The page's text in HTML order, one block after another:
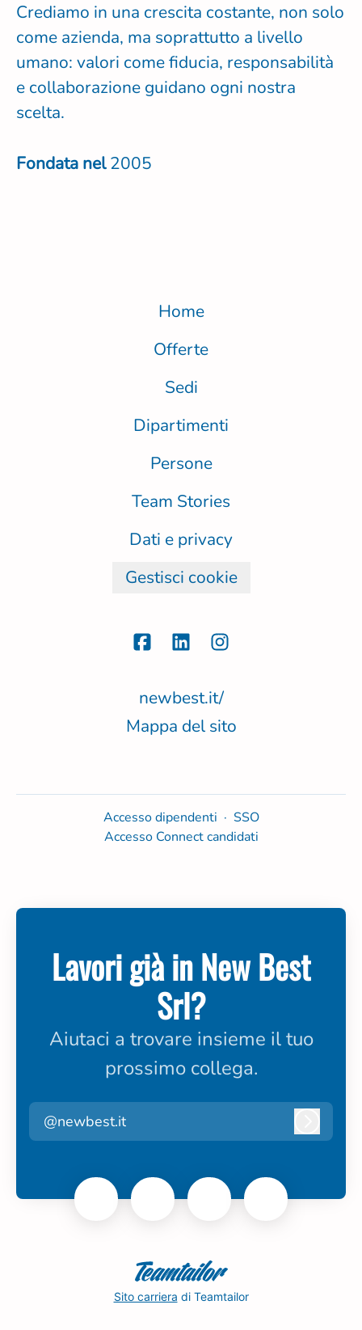
Crediamo in una crescita costante, non solo
come azienda, ma soprattutto a livello
umano: valori come fiducia, responsabilità
e collaborazione guidano ogni nostra
scelta.
Fondata nel2005
Home
Offerte
Sedi
Dipartimenti
Persone
Team Stories
Dati e privacy
Gestisci cookie
newbest.it/
Mappa del sito
Accesso dipendenti · SSO
Accesso Connect candidati
Lavori già in New Best
Srl?
Aiutaci a trovare insieme il tuo
prossimo collega.
@newbest.it
Sito carriera di Teamtailor